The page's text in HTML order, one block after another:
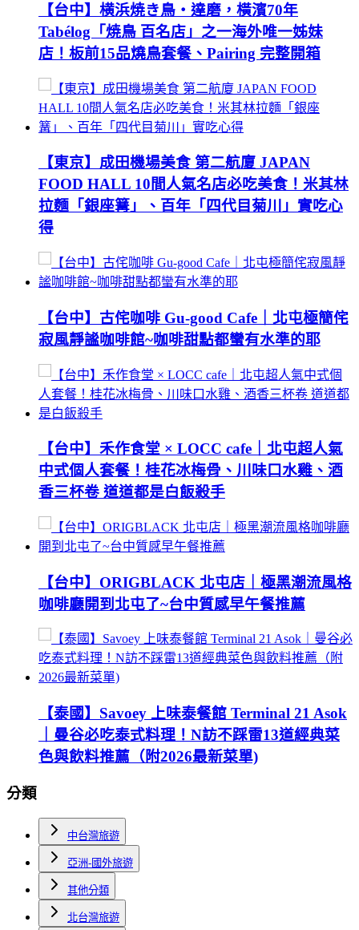
【台中】横浜焼き鳥‧達磨，橫濱70年
Tabélog「焼鳥 百名店」之一海外唯一姊妹
店！板前15品燒鳥套餐、Pairing 完整開箱
【東京】成田機場美食 第二航廈 JAPAN
FOOD HALL 10間人氣名店必吃美食！米其林
拉麵「銀座篝」、百年「四代目菊川」實吃心
得
【台中】古侘咖啡 Gu-good Cafe｜北屯極簡侘
寂風靜謐咖啡館~咖啡甜點都蠻有水準的耶
【台中】禾作食堂 × LOCC cafe｜北屯超人氣
中式個人套餐！桂花冰梅骨、川味口水雞、酒
香三杯卷 道道都是白飯殺手
【台中】ORIGBLACK 北屯店｜極黑潮流風格
咖啡廳開到北屯了~台中質感早午餐推薦
【泰國】Savoey 上味泰餐館 Terminal 21 Asok
｜曼谷必吃泰式料理！N訪不踩雷13道經典菜
色與飲料推薦（附2026最新菜單)
分類
中台灣旅遊
亞洲-國外旅遊
其他分類
北台灣旅遊